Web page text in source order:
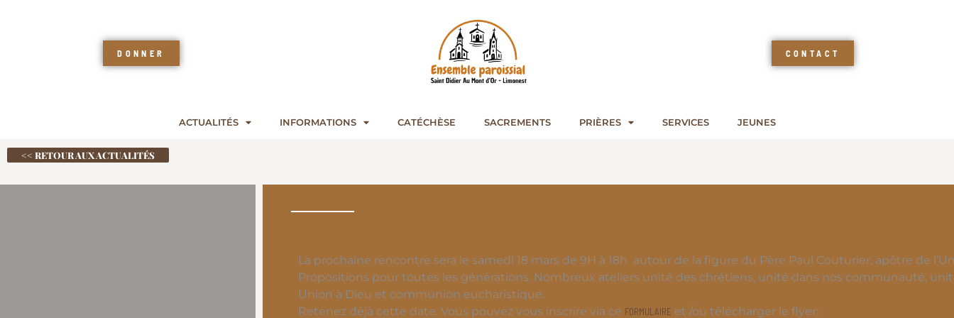
DONNER CONTACT
ACTUALITÉS INFORMATIONS CATÉCHÈSE SACREMENTS PRIÈRES SERVICES JEUNES
<< RETOUR AUX ACTUALITÉS
La prochaine rencontre sera le samedi 18 mars de 9H à 18h autour de la figure du Père Paul Couturier, apôtre de
Propositions pour toutes les générations. Nombreux ateliers unité des chrétiens, unité dans nos communauté,
Union à Dieu et communion eucharistique.
Retenez déjà cette date. Vous pouvez vous inscrire via ce FORMULAIRE et /ou télécharger le flyer: